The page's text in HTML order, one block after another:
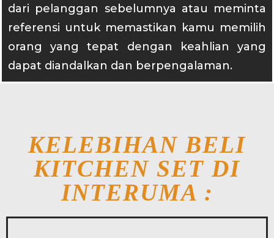
dari pelanggan sebelumnya atau meminta
referensi untuk memastikan kamu memilih
orang yang tepat dengan keahlian yang
dapat diandalkan dan berpengalaman.
KELEBIHAN BELI
KITCHEN SET DI
INTERUMA :